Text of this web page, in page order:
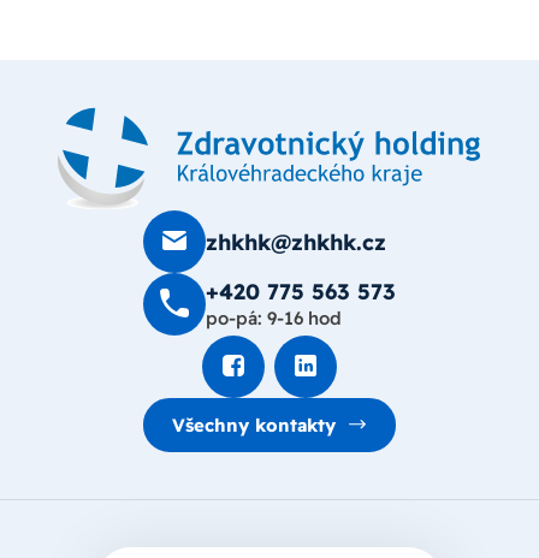
zhkhk@zhkhk.cz
+420 775 563 573
po-pá: 9-16 hod
Všechny kontakty